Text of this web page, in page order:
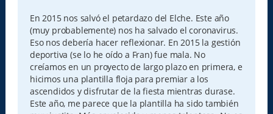
En 2015 nos salvó el petardazo del Elche. Este año
(muy probablemente) nos ha salvado el coronavirus.
Eso nos debería hacer reflexionar. En 2015 la gestión
deportiva (se lo he oído a Fran) fue mala. No
creíamos en un proyecto de largo plazo en primera, e
hicimos una plantilla floja para premiar a los
ascendidos y disfrutar de la fiesta mientras durase.
Este año, me parece que la plantilla ha sido también